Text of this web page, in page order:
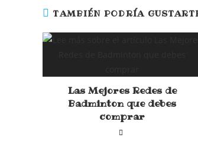
TAMBIÉN PODRÍA
Las Mejores Redes de
Badminton que debes
comprar